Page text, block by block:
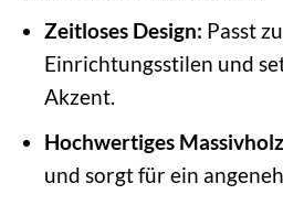
Zeitloses Design: Passt
Einrichtungsstilen und
Akzent.
Hochwertiges
und sorgt für ein